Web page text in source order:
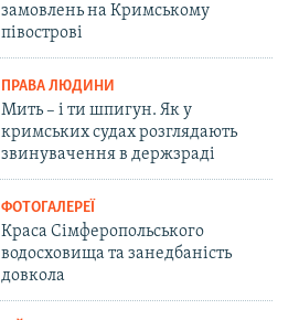
замовлень на Кримському
півострові
ПРАВА ЛЮДИНИ
Мить – і ти шпигун. Як у
кримських судах розглядають
звинувачення в держзраді
ФОТОГАЛЕРЕЇ
Краса Сімферопольського
водосховища та занедбаність
довкола